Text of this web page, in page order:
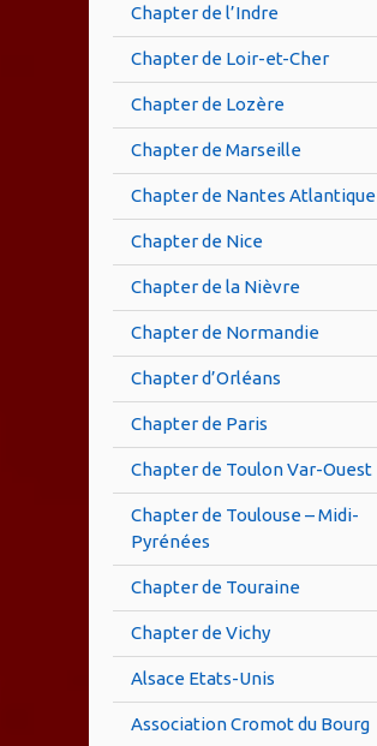
Chapter de l’Indre
Chapter de Loir-et-Cher
Chapter de Lozère
Chapter de Marseille
Chapter de Nantes Atlantique
Chapter de Nice
Chapter de la Nièvre
Chapter de Normandie
Chapter d’Orléans
Chapter de Paris
Chapter de Toulon Var-Ouest
Chapter de Toulouse – Midi-
Pyrénées
Chapter de Touraine
Chapter de Vichy
Alsace Etats-Unis
Association Cromot du Bourg